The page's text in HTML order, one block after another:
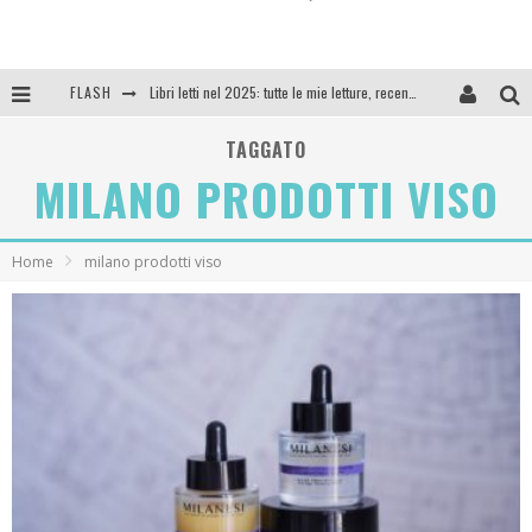
FLASH
SEE YOU AT 5 | Chanel
Anya Taylor-Joy, Jisoo e Willow Smith protagoniste della nuova campagna Dior Addict
TAGGATO
MILANO PRODOTTI VISO
Home milano prodotti viso